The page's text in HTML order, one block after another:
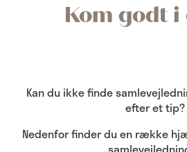
Kom godt i
Kan du ikke finde
efter et tip?
Nedenfor finder du en række